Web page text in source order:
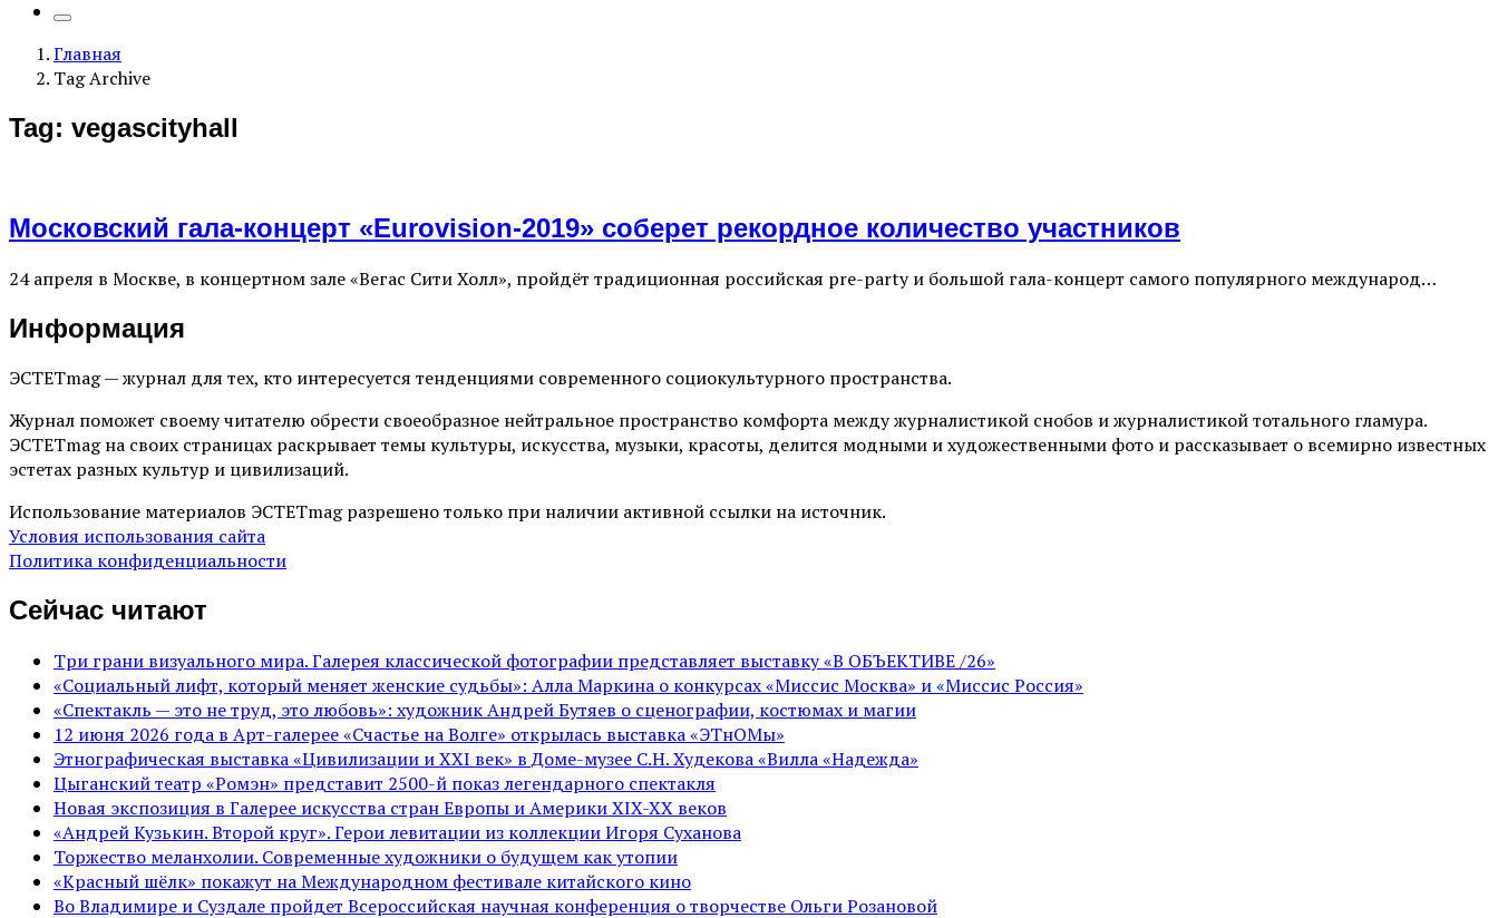
Главная
Tag Archive
Tag: vegascityhall
Московский гала-концерт «Eurovision-2019» соберет рекордное количество участников
24 апреля в Москве, в концертном зале «Вегас Сити Холл», пройдёт традиционная российская pre-party и большой гала-концерт самого популярного международ…
Информация
ЭСТЕТmag — журнал для тех, кто интересуется тенденциями современного социокультурного пространства.
Журнал поможет своему читателю обрести своеобразное нейтральное пространство комфорта между журналистикой снобов и журналистикой тотального гламура.
ЭСТЕТmag на своих страницах раскрывает темы культуры, искусства, музыки, красоты, делится модными и художественными фото и рассказывает о всемирно известных
эстетах разных культур и цивилизаций.
Использование материалов ЭСТЕТmag разрешено только при наличии активной ссылки на источник.
Условия использования сайта
Политика конфиденциальности
Сейчас читают
Три грани визуального мира. Галерея классической фотографии представляет выставку «В ОБЪЕКТИВЕ /26»
«Социальный лифт, который меняет женские судьбы»: Алла Маркина о конкурсах «Миссис Москва» и «Миссис Россия»
«Спектакль — это не труд, это любовь»: художник Андрей Бутяев о сценографии, костюмах и магии
12 июня 2026 года в Арт-галерее «Счастье на Волге» открылась выставка «ЭТнОМы»
Этнографическая выставка «Цивилизации и ХХI век» в Доме-музее С.Н. Худекова «Вилла «Надежда»
Цыганский театр «Ромэн» представит 2500-й показ легендарного спектакля
Новая экспозиция в Галерее искусства стран Европы и Америки XIX-XX веков
«Андрей Кузькин. Второй круг». Герои левитации из коллекции Игоря Суханова
Торжество меланхолии. Современные художники о будущем как утопии
«Красный шёлк» покажут на Международном фестивале китайского кино
Во Владимире и Суздале пройдет Всероссийская научная конференция о творчестве Ольги Розановой